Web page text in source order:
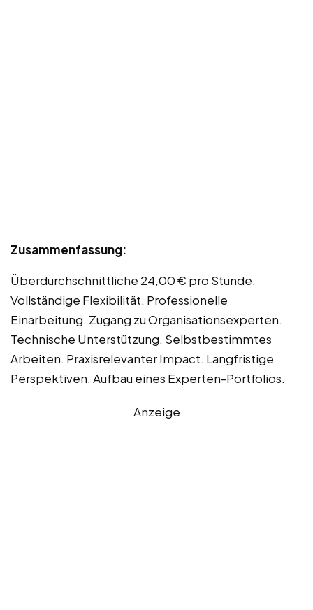
Zusammenfassung:
Überdurchschnittliche 24,00 € pro Stunde.
Vollständige Flexibilität. Professionelle
Einarbeitung. Zugang zu Organisationsexperten.
Technische Unterstützung. Selbstbestimmtes
Arbeiten. Praxisrelevanter Impact. Langfristige
Perspektiven. Aufbau eines Experten-Portfolios.
Anzeige